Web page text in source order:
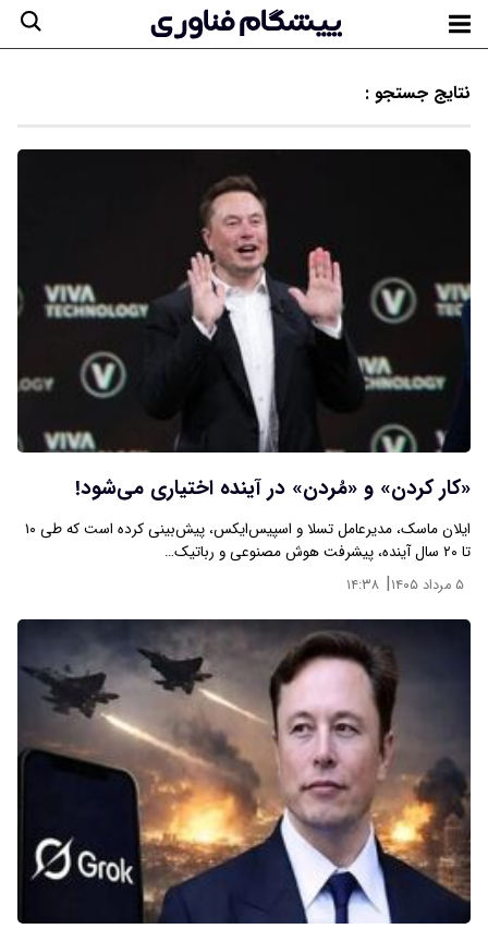
نتایج جستجو :
«کار کردن» و «مُردن» در آینده اختیاری می‌شود!
ایلان ماسک، مدیرعامل تسلا و اسپیس‌ایکس، پیش‌بینی کرده است که طی ۱۰
تا ۲۰ سال آینده، پیشرفت هوش مصنوعی و رباتیک…
۵ مرداد ۱۴۰۵ | ۱۴:۳۸